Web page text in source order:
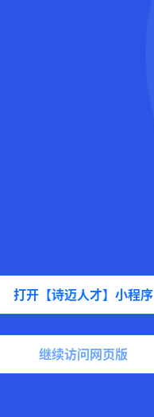
打开【诗迈人才】小程序
继续访问网页版